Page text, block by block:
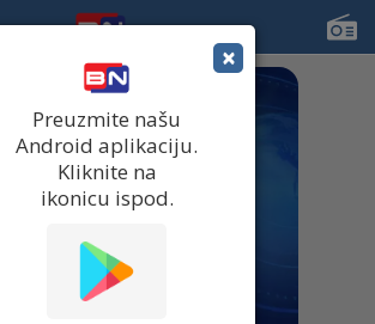
×
Preuzmite našu
Android aplikaciju.
Kliknite na
ikonicu ispod.